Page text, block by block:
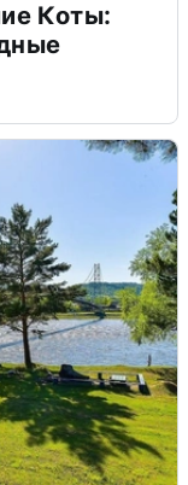
Коты: